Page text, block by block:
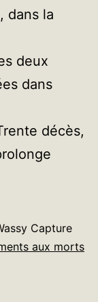
dans la
deux
dans
décès,
Capture
aux morts